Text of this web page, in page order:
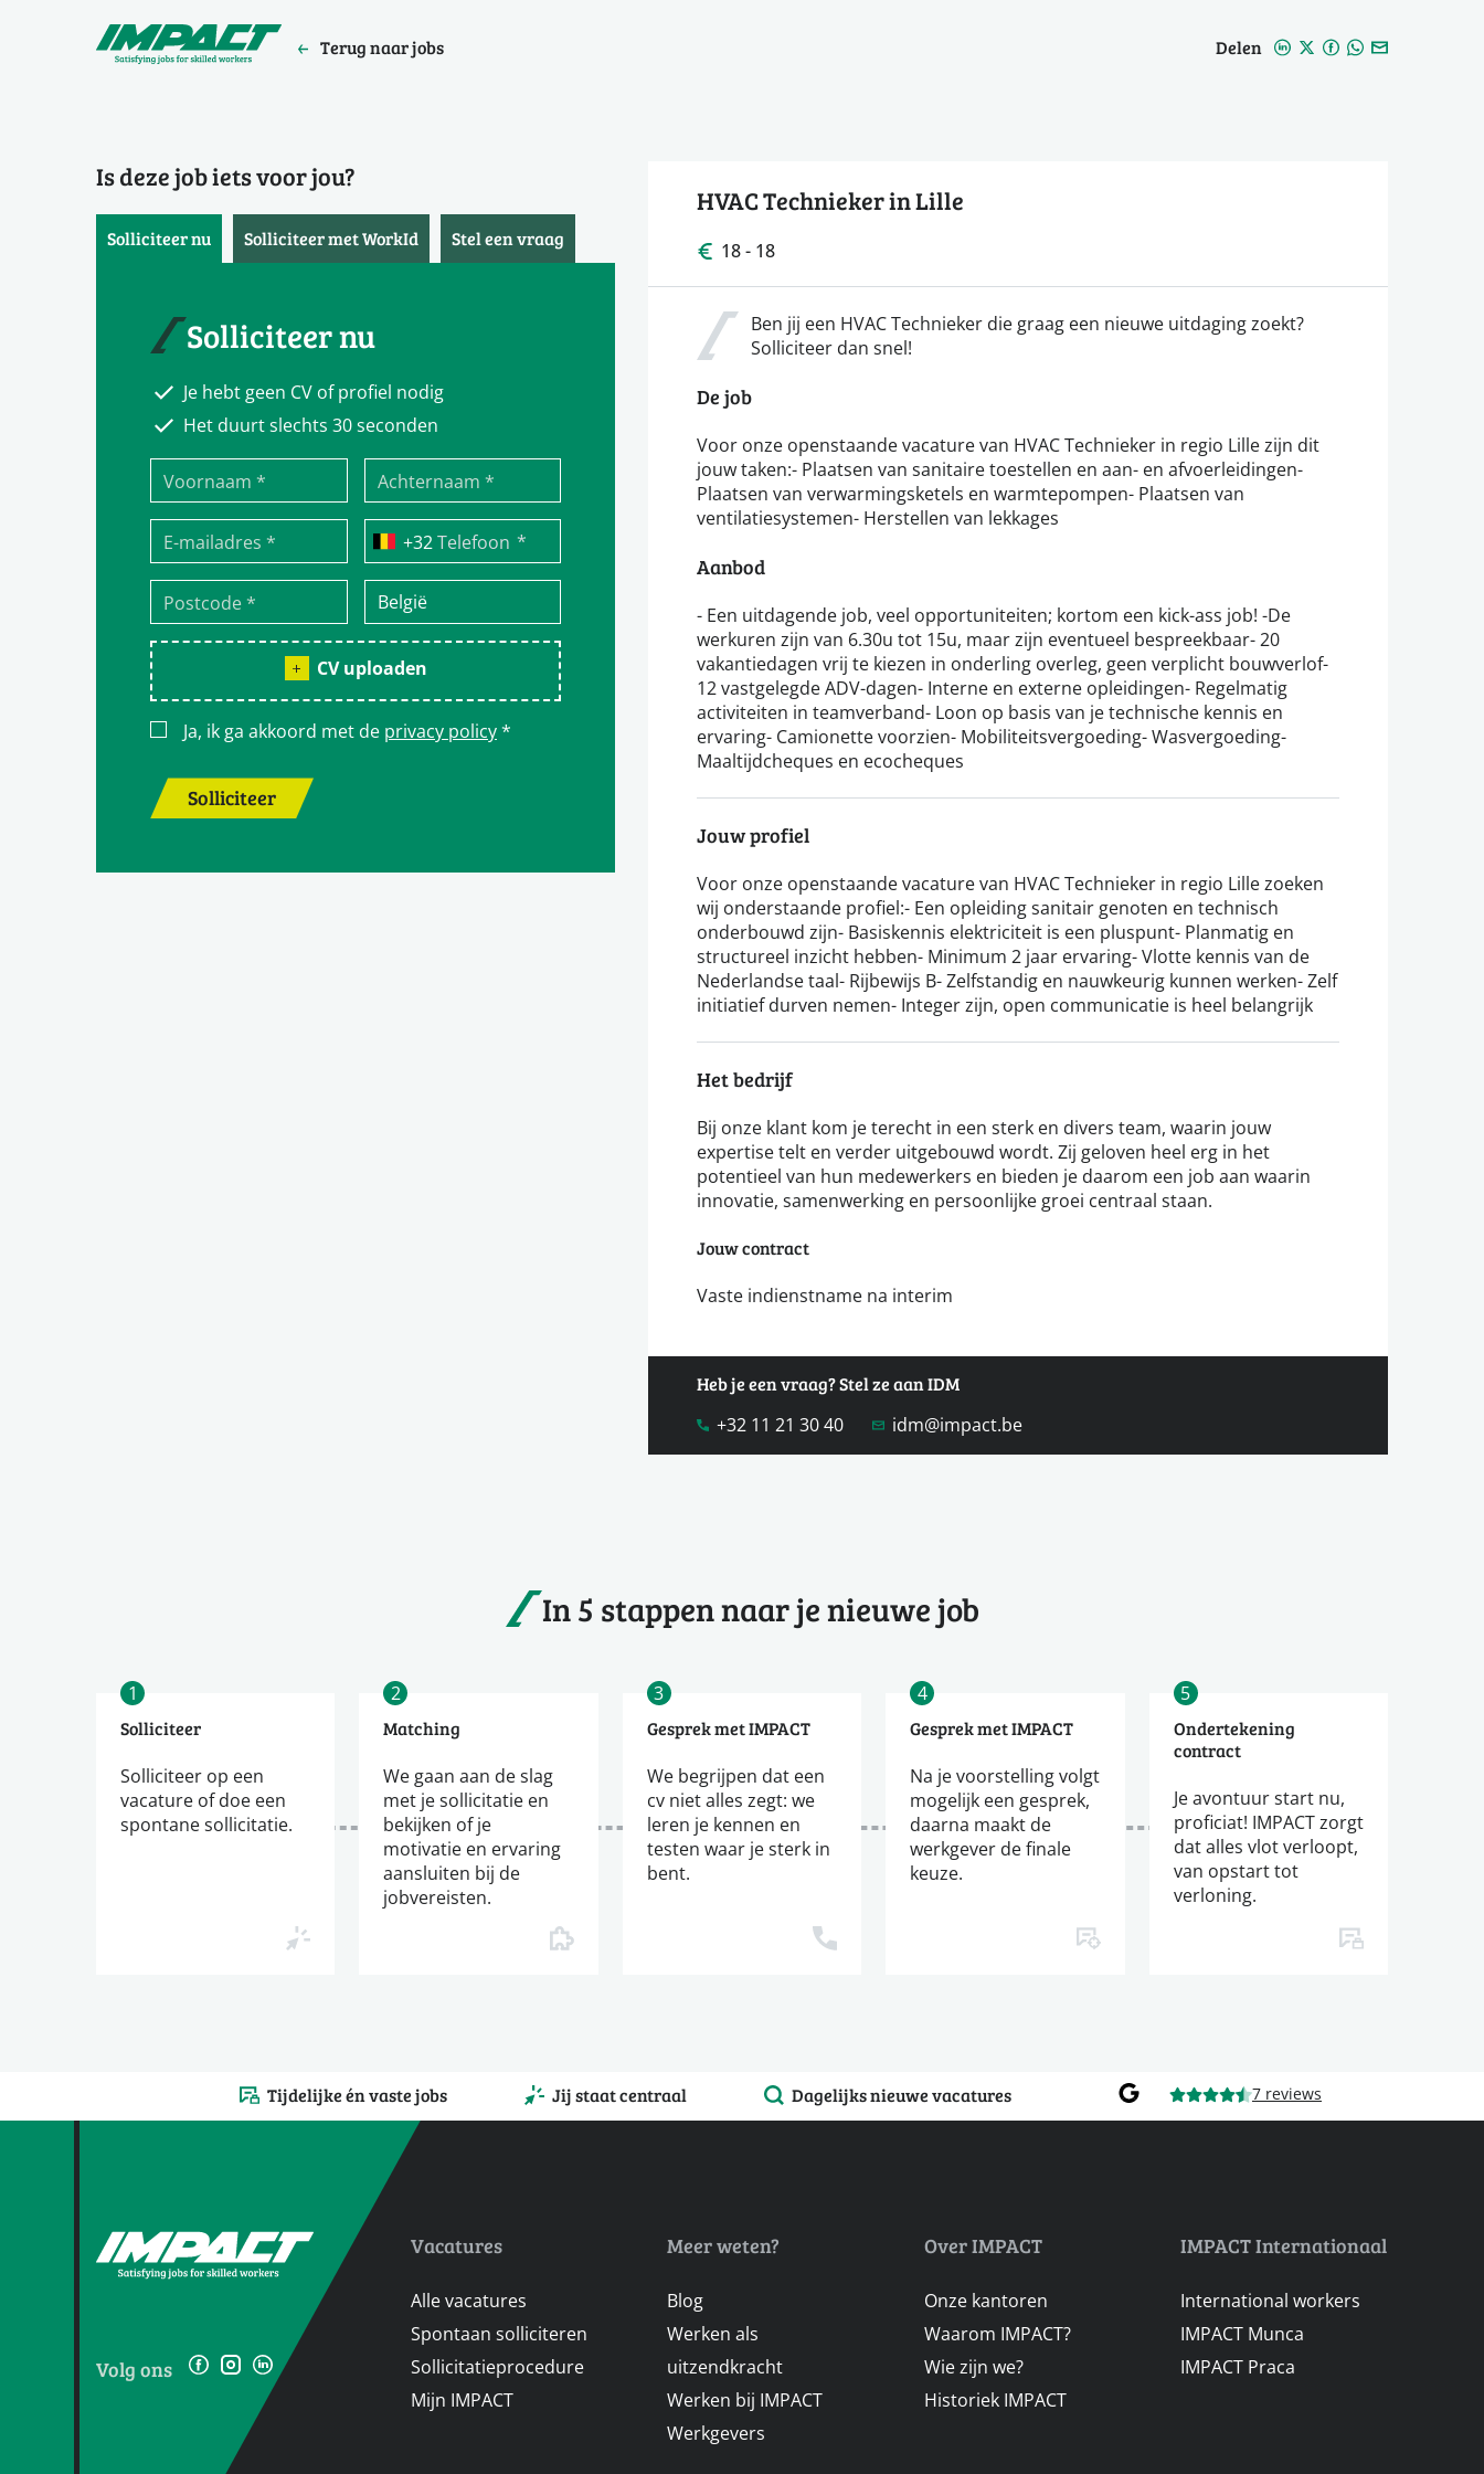
Terug naar jobs Delen
Is deze job iets voor jou?
Solliciteer nu Solliciteer met WorkId Stel een vraag
Solliciteer nu
Je hebt geen CV of profiel nodig
Het duurt slechts 30 seconden
Telefoon *
CV uploaden
Ja, ik ga akkoord met de privacy policy*
Solliciteer
HVAC Technieker in Lille
18 - 18
Ben jij een HVAC Technieker die graag een nieuwe uitdaging zoekt?
Solliciteer dan snel!
De job
Voor onze openstaande vacature van HVAC Technieker in regio Lille zijn dit
jouw taken:- Plaatsen van sanitaire toestellen en aan- en afvoerleidingen-
Plaatsen van verwarmingsketels en warmtepompen- Plaatsen van
ventilatiesystemen- Herstellen van lekkages
Aanbod
- Een uitdagende job, veel opportuniteiten; kortom een kick-ass job! -De
werkuren zijn van 6.30u tot 15u, maar zijn eventueel bespreekbaar- 20
vakantiedagen vrij te kiezen in onderling overleg, geen verplicht bouwverlof-
12 vastgelegde ADV-dagen- Interne en externe opleidingen- Regelmatig
activiteiten in teamverband- Loon op basis van je technische kennis en
ervaring- Camionette voorzien- Mobiliteitsvergoeding- Wasvergoeding-
Maaltijdcheques en ecocheques
Jouw profiel
Voor onze openstaande vacature van HVAC Technieker in regio Lille zoeken
wij onderstaande profiel:- Een opleiding sanitair genoten en technisch
onderbouwd zijn- Basiskennis elektriciteit is een pluspunt- Planmatig en
structureel inzicht hebben- Minimum 2 jaar ervaring- Vlotte kennis van de
Nederlandse taal- Rijbewijs B- Zelfstandig en nauwkeurig kunnen werken- Zelf
initiatief durven nemen- Integer zijn, open communicatie is heel belangrijk
Het bedrijf
Bij onze klant kom je terecht in een sterk en divers team, waarin jouw
expertise telt en verder uitgebouwd wordt. Zij geloven heel erg in het
potentieel van hun medewerkers en bieden je daarom een job aan waarin
innovatie, samenwerking en persoonlijke groei centraal staan.
Jouw contract
Vaste indienstname na interim
Heb je een vraag? Stel ze aan IDM
+32 11 21 30 40
idm@impact.be
In 5 stappen naar je nieuwe job
1
Solliciteer
Solliciteer op een
vacature of doe een
spontane sollicitatie.
2
Matching
We gaan aan de slag
met je sollicitatie en
bekijken of je
motivatie en ervaring
aansluiten bij de
jobvereisten.
3
Gesprek met IMPACT
We begrijpen dat een
cv niet alles zegt: we
leren je kennen en
testen waar je sterk in
bent.
4
Gesprek met IMPACT
Na je voorstelling volgt
mogelijk een gesprek,
daarna maakt de
werkgever de finale
keuze.
5
Ondertekening
contract
Je avontuur start nu,
proficiat! IMPACT zorgt
dat alles vlot verloopt,
van opstart tot
verloning.
Tijdelijke én vaste jobs Jij staat centraal Dagelijks nieuwe vacatures 7 reviews
Volg ons
Vacatures
Alle vacatures
Spontaan solliciteren
Sollicitatieprocedure
Mijn IMPACT
Meer weten?
Blog
Werken als
uitzendkracht
Werken bij IMPACT
Werkgevers
Over IMPACT
Onze kantoren
Waarom IMPACT?
Wie zijn we?
Historiek IMPACT
IMPACT Internationaal
International workers
IMPACT Munca
IMPACT Praca